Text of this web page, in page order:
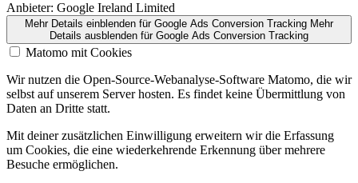
Anbieter: Google Ireland Limited
Mehr Details einblenden für Google Ads Conversion Tracking Mehr
Details ausblenden für Google Ads Conversion Tracking
Matomo mit Cookies
Wir nutzen die Open-Source-Webanalyse-Software Matomo, die wir
selbst auf unserem Server hosten. Es findet keine Übermittlung von
Daten an Dritte statt.
Mit deiner zusätzlichen Einwilligung erweitern wir die Erfassung
um Cookies, die eine wiederkehrende Erkennung über mehrere
Besuche ermöglichen.